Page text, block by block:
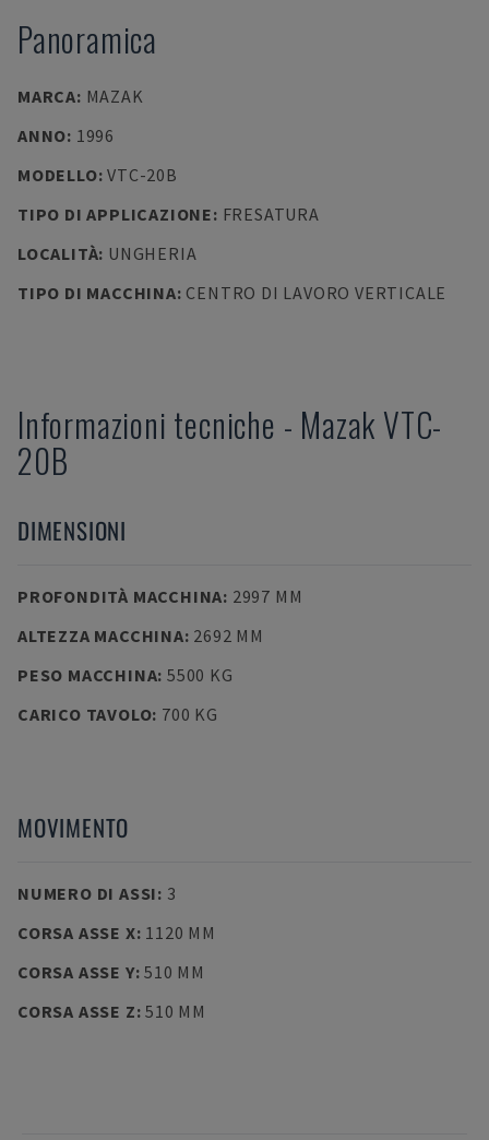
Panoramica
MARCA: MAZAK
ANNO: 1996
MODELLO:VTC-20B
TIPO DI APPLICAZIONE: FRESATURA
LOCALITÀ: UNGHERIA
TIPO DI MACCHINA: CENTRO DI LAVORO VERTICALE
Informazioni tecniche - Mazak VTC-
20B
DIMENSIONI
PROFONDITÀ MACCHINA: 2997 MM
ALTEZZA MACCHINA: 2692 MM
PESO MACCHINA: 5500 KG
CARICO TAVOLO: 700 KG
MOVIMENTO
NUMERO DI ASSI: 3
CORSA ASSE X: 1120 MM
CORSA ASSE Y:510 MM
CORSA ASSE Z:510 MM